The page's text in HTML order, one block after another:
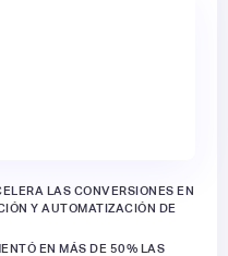
LAS CONVERSIONES EN
Y AUTOMATIZACIÓN DE
EN MÁS DE 50% LAS